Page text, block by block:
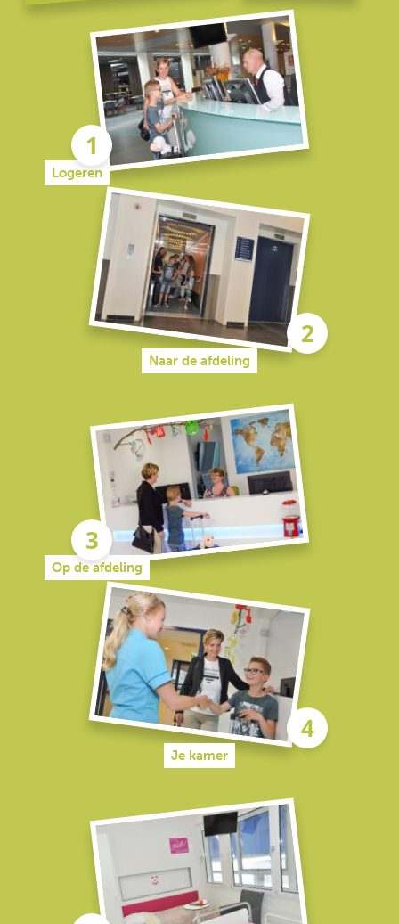
Logeren
Naar de afdeling
Op de afdeling
Je kamer